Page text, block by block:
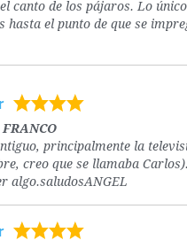
canto de los pájaros. Lo
hasta el punto de que se
principalmente la
creo que se llamaba
algo.saludosANGEL